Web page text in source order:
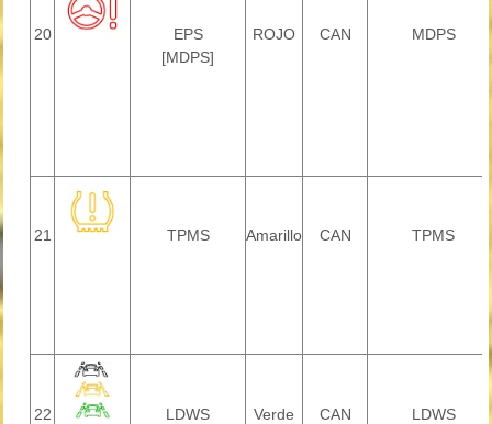
20
EPS
[MDPS]
ROJO CAN MDPS
21 TPMS Amarillo CAN TPMS
22 LDWS
Verde
CAN LDWS